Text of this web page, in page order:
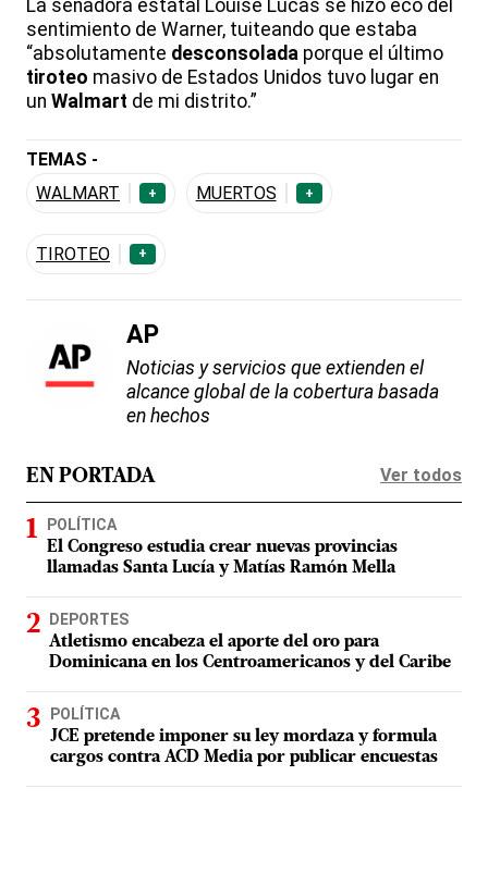
La senadora estatal Louise Lucas se hizo eco del
sentimiento de Warner, tuiteando que estaba
“absolutamente desconsolada porque el último
tiroteo masivo de Estados Unidos tuvo lugar en
un Walmart de mi distrito.”
TEMAS -
WALMART
+ MUERTOS +
TIROTEO +
AP
Noticias y servicios que extienden el
alcance global de la cobertura basada
en hechos
EN PORTADA Ver todos
POLÍTICA
El Congreso estudia crear nuevas provincias
llamadas Santa Lucía y Matías Ramón Mella
DEPORTES
Atletismo encabeza el aporte del oro para
Dominicana en los Centroamericanos y del Caribe
POLÍTICA
JCE pretende imponer su ley mordaza y formula
cargos contra ACD Media por publicar encuestas